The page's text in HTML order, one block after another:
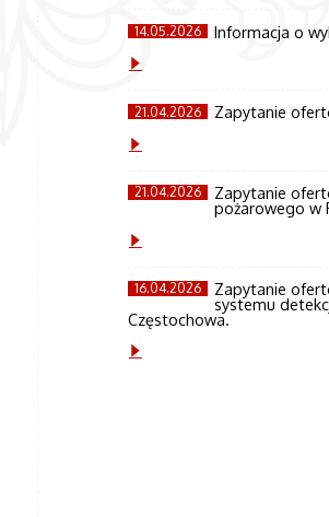
14.05.2026 Informacja o
21.04.2026 Zapytanie
21.04.2026 Zapytanie
pożarowego w
16.04.2026 Zapytanie
systemu
Częstochowa.